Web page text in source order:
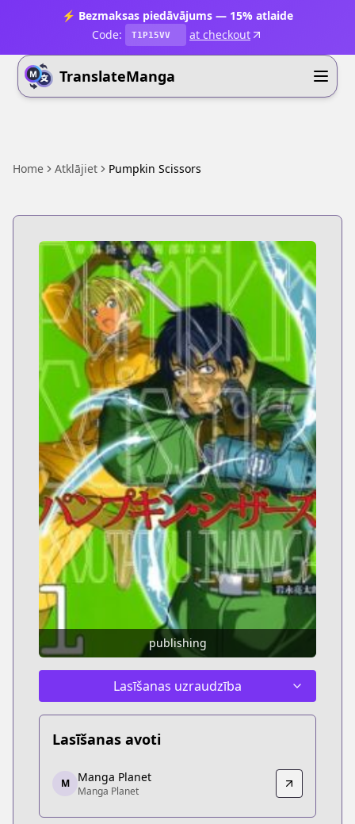
⚡ Bezmaksas piedāvājums — 15% atlaide
Code:
T1P15VV at checkout
TranslateManga
Home Atklājiet Pumpkin Scissors
publishing
Lasīšanas uzraudzība
Lasīšanas avoti
Manga Planet
Manga Planet
https://read.mangaplanet.com/comic/
M Manga Planet
Manga Planet